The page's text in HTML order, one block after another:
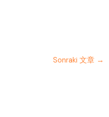
Sonraki 文章 →